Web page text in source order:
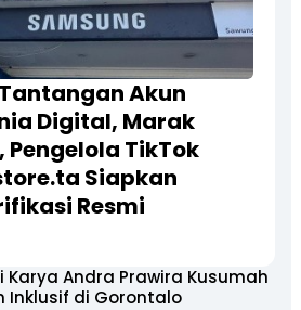
Akun
Digital, Marak
Pengelola TikTok
Siapkan
Resmi
Karya Andra Prawira Kusumah
Inklusif di Gorontalo